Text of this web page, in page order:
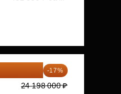
-17%
24 198 000 ₽